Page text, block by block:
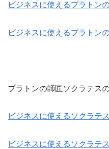
ビジネスに使えるプラトン
ビジネスに使えるプラトン
プラトンの師匠ソクラテス
ビジネスに使えるソクラテ
ビジネスに使えるソクラテ